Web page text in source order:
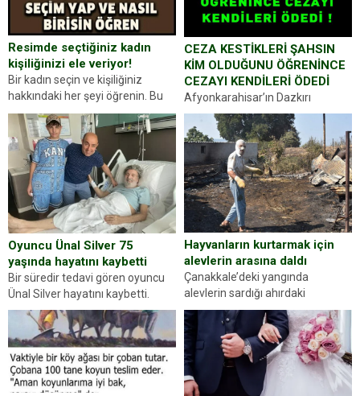
Resimde seçtiğiniz kadın
kişiliğinizi ele veriyor!
Bir kadın seçin ve kişiliğiniz
hakkındaki her şeyi öğrenin. Bu
kez karşınıza oldukça farklı bir
kişilik testiyle çıkıyoruz. Resimde
gördüğünüz kadın figürlerinden
dikkatinizi en...
CEZA KESTİKLERİ ŞAHSIN
KİM OLDUĞUNU ÖĞRENİNCE
CEZAYI KENDİLERİ ÖDEDİ
Afyonkarahisar’ın Dazkırı
ilçesinde trafik uygulaması
yapan jandarma ekipleri
durdurdukları bir otomobilin
sürücüsünden ehliyet ve ruhsat
sorup belgelerini istedi. Sürücü
Abdurrahman Ö.nün verdiği
evraklarda eksik olduğunu...
Oyuncu Ünal Silver 75
yaşında hayatını kaybetti
Bir süredir tedavi gören oyuncu
Ünal Silver hayatını kaybetti.
Haberi, oyuncunun menajerlik
ajansı duyurdu. Renda Güner,
sosyal medya hesabında “Usta
Oyuncumuz ve çok değerli
dostumuz...
Hayvanların kurtarmak için
alevlerin arasına daldı
Çanakkale’deki yangında
alevlerin sardığı ahırdaki
hayvanlarını kurtarmak isteyen
Zeki Demir (66) ölümden döndü.
Yüzünde ve ellerinde yanıklar
oluşan Demir, kâbus dolu anları
anlattı… Merkeze bağlı...